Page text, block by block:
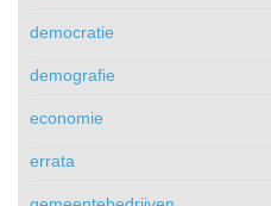
democratie
demografie
economie
errata